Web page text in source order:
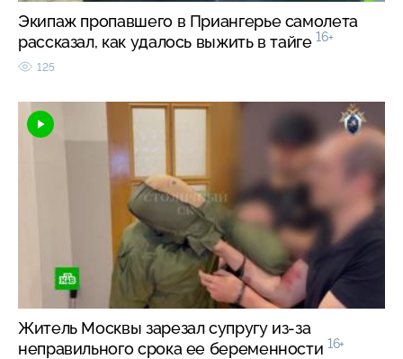
Экипаж пропавшего в Приангерье самолета
рассказал, как удалось выжить в тайге 16+
125
Житель Москвы зарезал супругу из-за
неправильного срока ее беременности 16+